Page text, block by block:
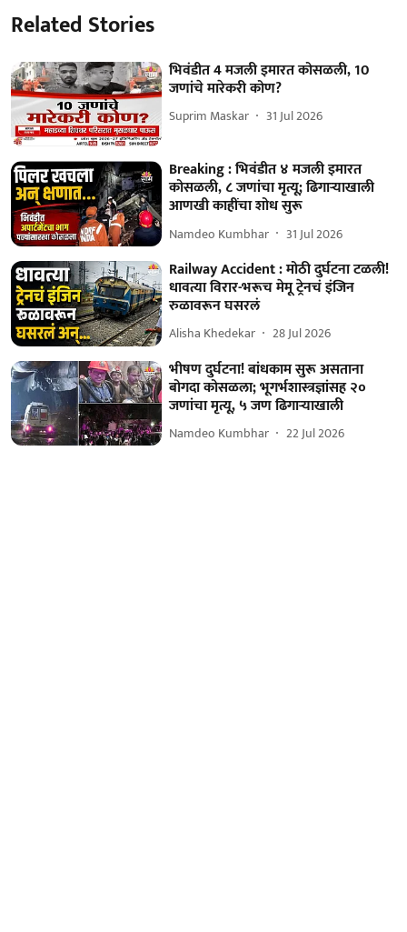
Related Stories
भिवंडीत 4 मजली इमारत कोसळली, 10
जणांचे मारेकरी कोण?
Suprim Maskar 31 Jul 2026
Breaking : भिवंडीत ४ मजली इमारत
कोसळली, ८ जणांचा मृत्यू; ढिगाऱ्याखाली
आणखी काहींचा शोध सुरू
Namdeo Kumbhar 31 Jul 2026
Railway Accident : मोठी दुर्घटना टळली!
धावत्या विरार-भरूच मेमू ट्रेनचं इंजिन
रुळावरून घसरलं
Alisha Khedekar 28 Jul 2026
भीषण दुर्घटना! बांधकाम सुरू असताना
बोगदा कोसळला; भूगर्भशास्त्रज्ञांसह २०
जणांचा मृत्यू, ५ जण ढिगाऱ्याखाली
Namdeo Kumbhar 22 Jul 2026